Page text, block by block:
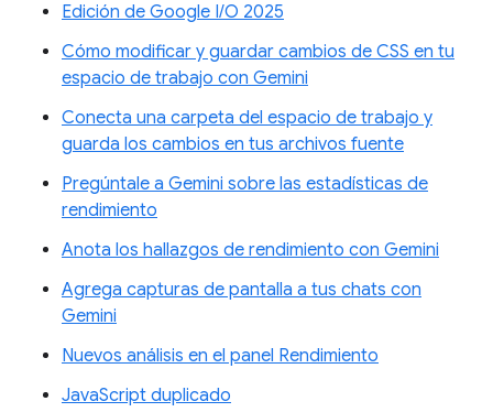
Edición de Google I/O 2025
Cómo modificar y guardar cambios de CSS en tu
espacio de trabajo con Gemini
Conecta una carpeta del espacio de trabajo y
guarda los cambios en tus archivos fuente
Pregúntale a Gemini sobre las estadísticas de
rendimiento
Anota los hallazgos de rendimiento con Gemini
Agrega capturas de pantalla a tus chats con
Gemini
Nuevos análisis en el panel Rendimiento
JavaScript duplicado